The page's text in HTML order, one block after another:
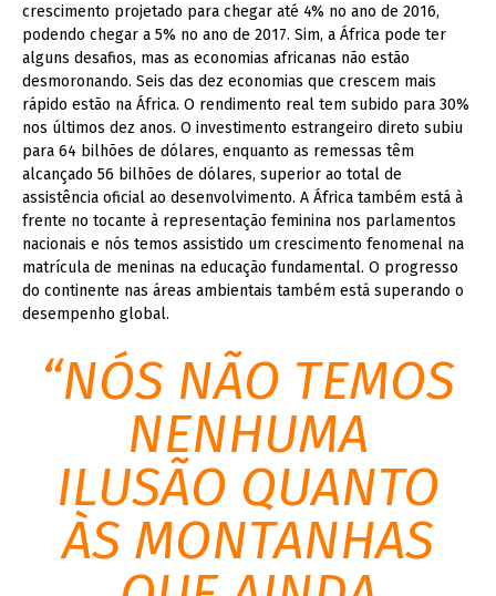
crescimento projetado para chegar até 4% no ano de 2016,
podendo chegar a 5% no ano de 2017. Sim, a África pode ter
alguns desafios, mas as economias africanas não estão
desmoronando. Seis das dez economias que crescem mais
rápido estão na África. O rendimento real tem subido para 30%
nos últimos dez anos. O investimento estrangeiro direto subiu
para 64 bilhões de dólares, enquanto as remessas têm
alcançado 56 bilhões de dólares, superior ao total de
assistência oficial ao desenvolvimento. A África também está à
frente no tocante à representação feminina nos parlamentos
nacionais e nós temos assistido um crescimento fenomenal na
matrícula de meninas na educação fundamental. O progresso
do continente nas áreas ambientais também está superando o
desempenho global.
“NÓS NÃO TEMOS
NENHUMA
ILUSÃO QUANTO
ÀS MONTANHAS